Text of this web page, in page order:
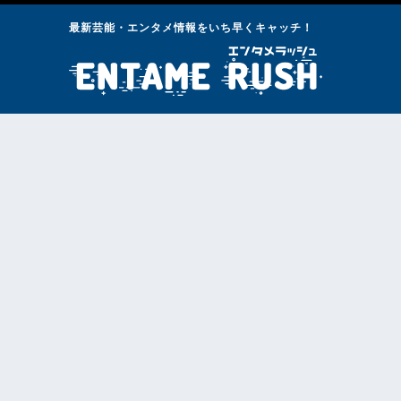
最新芸能・エンタメ情報をいち早くキャッチ！